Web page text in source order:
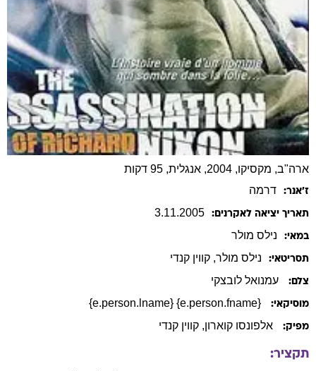
ארה"ב, מקסיקו, 2004, אנגלית, 95 דקות
ז׳אנר: דרמה
תאריך יציאה לאקרנים: 3.11.2005
במאי: נילס מולר
תסריטאי: נילס מולר, קווין קנדי
צלם: עמנואל לובצקי
מוסיקאי: {e.person.fname} {e.person.lname}
מפיק: אלפונסו קוארון, קווין קנדי
תקציר: